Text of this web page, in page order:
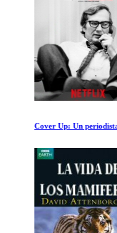
en las trincheras